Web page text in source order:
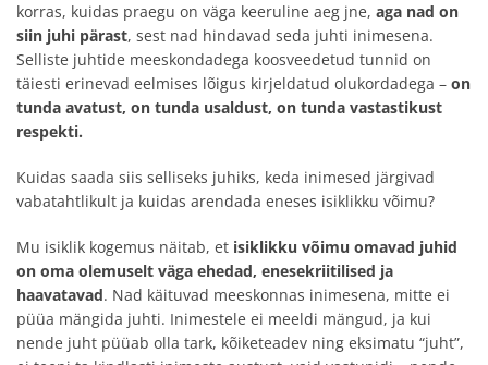
korras, kuidas praegu on väga keeruline aeg jne, aga nad on
siin juhi pärast, sest nad hindavad seda juhti inimesena.
Selliste juhtide meeskondadega koosveedetud tunnid on
täiesti erinevad eelmises lõigus kirjeldatud olukordadega – on
tunda avatust, on tunda usaldust, on tunda vastastikust
respekti.
Kuidas saada siis selliseks juhiks, keda inimesed järgivad
vabatahtlikult ja kuidas arendada eneses isiklikku võimu?
Mu isiklik kogemus näitab, et isiklikku võimu omavad juhid
on oma olemuselt väga ehedad, enesekriitilised ja
haavatavad. Nad käituvad meeskonnas inimesena, mitte ei
püüa mängida juhti. Inimestele ei meeldi mängud, ja kui
nende juht püüab olla tark, kõiketeadev ning eksimatu “juht”,